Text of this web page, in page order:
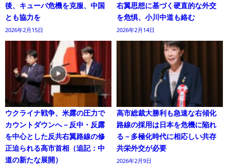
後、キューバ危機を克服、中国
とも協力を
2026年2月15日
右翼思想に基づく硬直的な外交
を危惧、小川中道も絡む
2026年2月14日
ウクライナ戦争、米露の圧力で
カウントダウンへ－反中・反露
を中心とした反共右翼路線の修
正迫られる高市首相（追記：中
道の新たな展開）
高市総裁大勝利も急速な右傾化
路線の採用は日本を危機に陥れ
る－多極化時代に相応しい共存
共栄外交が必要
2026年2月9日